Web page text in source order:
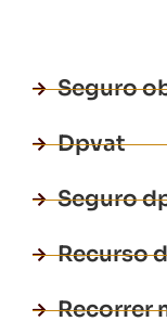
Seguro
Dpvat
Seguro
Recurso
Recorrer